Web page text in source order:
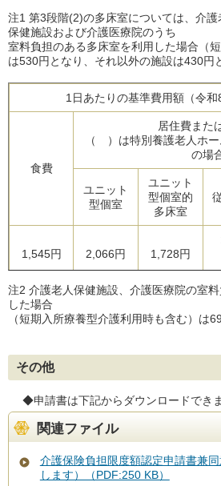
注1 第3段階(2)の多床室については、介護
保健施設および介護医療院のうち
室料負担のある多床室を利用した場合（
は530円となり、それ以外の施設は430円
1日あたりの基準費用額（令和
食費
居住費また
（ ）は特別養護老人ホ
の場
ユニット
型個室
ユニット
型個室的
多床室
1,545円 2,066円 1,728円
注2 介護老人保健施設、介護医療院の室
した場合
（短期入所療養型介護利用時も含む）は
その他
◆申請書は下記からダウンロードできま
関連ファイル
介護保険負担限度額認定申請書兼
します）（PDF:250 KB）